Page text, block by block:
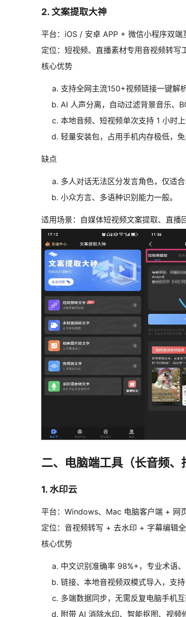
2. 文案提取大神
平台：iOS / 安卓 APP + 微信小程序双端
定位：短视频、直播素材专用音视频转写
核心优势
支持全网主流150+视频链接一键解
AI 人声分离，自动过滤背景音乐、
本地音频、短视频单次支持 1 小时
轻量安装包，占用手机内存极低，
缺点
多人对话无法区分发言角色，仅适合
小众方言、多语种识别能力一般。
适用场景：自媒体短视频文案提取、直播
二、电脑端工具（长音频、
1. 水印云
平台：Windows、Mac 电脑客户端 + 网
定位：音视频转写 + 去水印 + 字幕编辑
核心优势
中文识别准确率 98%+，专业术语
链接、本地音视频双模式导入，支
多端数据同步，无需反复电脑手机互
附带 AI 消除水印、智能抠图、视频